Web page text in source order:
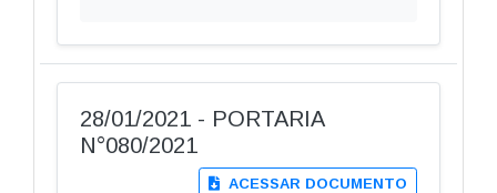
28/01/2021 - PORTARIA
N°080/2021
ACESSAR DOCUMENTO